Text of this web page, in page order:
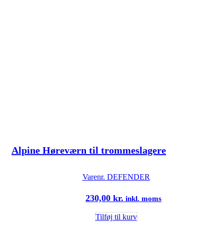
Alpine Høreværn til trommeslagere
Varenr. DEFENDER
230,00 kr. inkl. moms
Tilføj til kurv